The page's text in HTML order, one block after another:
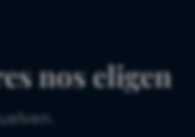
nos eligen